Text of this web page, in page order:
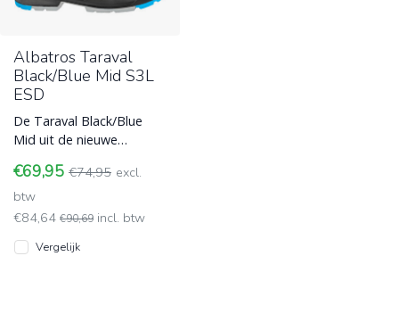
Albatros Taraval
Black/Blue Mid S3L
ESD
De Taraval Black/Blue
Mid uit de nieuwe
metgezel voor elke
professionele
€69,95 €74,95 excl.
btw
€84,64 €90,69 incl. btw
Vergelijk